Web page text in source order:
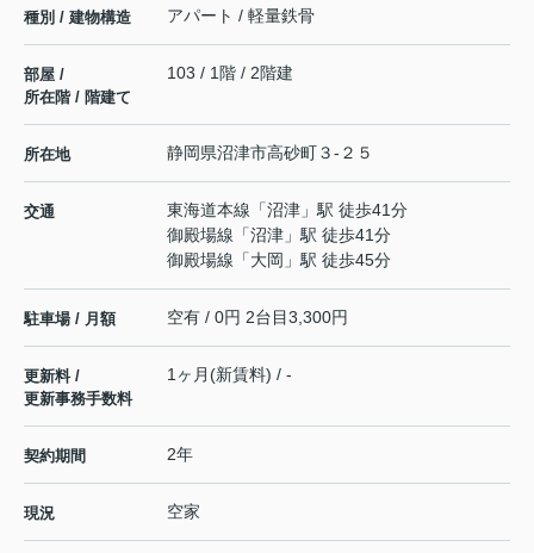
種別 / 建物構造 アパート / 軽量鉄骨
部屋 /
所在階 / 階建て
103 / 1階 / 2階建
所在地 静岡県沼津市高砂町３-２５
交通 東海道本線 「沼津 」駅 徒歩41分
御殿場線 「沼津 」駅 徒歩41分
御殿場線 「大岡 」駅 徒歩45分
駐車場 / 月額 空有 / 0円 2台目3,300円
更新料 /
更新事務手数料
1ヶ月(新賃料) / -
契約期間 2年
現況 空家